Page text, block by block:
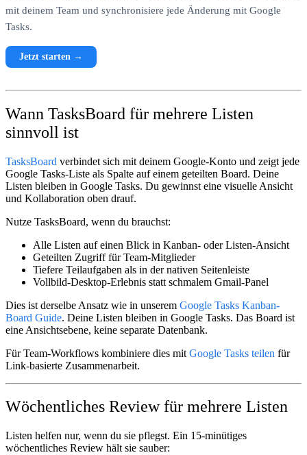
mit deinem Team und synchronisiere jede Änderung mit Google
Tasks.
Jetzt starten →
Wann TasksBoard für mehrere Listen
sinnvoll ist
TasksBoard verbindet sich mit deinem Google-Konto und zeigt jede
Google Tasks-Liste als Spalte auf einem geteilten Board. Deine
Listen bleiben in Google Tasks. Du gewinnst eine visuelle Ansicht
und Kollaboration oben drauf.
Nutze TasksBoard, wenn du brauchst:
Alle Listen auf einen Blick in Kanban- oder Listen-Ansicht
Geteilten Zugrifffür Team-Mitglieder
Tiefere Teilaufgaben als in der nativen Seitenleiste
Vollbild-Desktop-Erlebnis statt schmalem Gmail-Panel
Dies ist derselbe Ansatz wie in unserem Google Tasks Kanban-
Board Guide. Deine Listen bleiben in Google Tasks. Das Board ist
eine Ansichtsebene, keine separate Datenbank.
Für Team-Workflows kombiniere dies mit Google Tasks teilen für
Link-basierte Zusammenarbeit.
Wöchentliches Review für mehrere Listen
Listen helfen nur, wenn du sie pflegst. Ein 15-minütiges
wöchentliches Review hält sie sauber: